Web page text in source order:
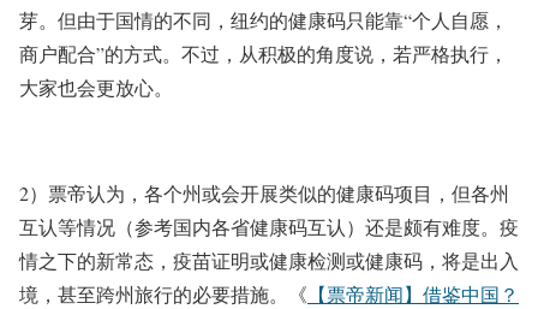
芽。但由于国情的不同，纽约的健康码只能靠“个人自愿，
商户配合”的方式。不过，从积极的角度说，若严格执行，
大家也会更放心。
2）票帝认为，各个州或会开展类似的健康码项目，但各州
互认等情况（参考国内各省健康码互认）还是颇有难度。疫
情之下的新常态，疫苗证明或健康检测或健康码，将是出入
境，甚至跨州旅行的必要措施。《 【票帝新闻】借鉴中国？